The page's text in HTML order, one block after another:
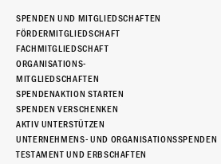
SPENDEN UND MITGLIEDSCHAFTEN
FÖRDERMITGLIEDSCHAFT
FACHMITGLIEDSCHAFT
ORGANISATIONS-
MITGLIEDSCHAFTEN
SPENDENAKTION STARTEN
SPENDEN VERSCHENKEN
AKTIV UNTERSTÜTZEN
UNTERNEHMENS- UND ORGANISATIONSSPENDEN
TESTAMENT UND ERBSCHAFTEN